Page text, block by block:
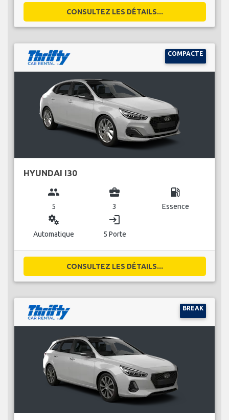
CONSULTEZ LES DÉTAILS...
COMPACTE
HYUNDAI I30
group
5
business_center
3
local_gas_station
Essence
miscellaneous_services
Automatique
login
5 Porte
CONSULTEZ LES DÉTAILS...
BREAK